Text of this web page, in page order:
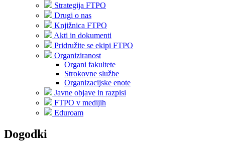
Strategija FTPO
Drugi o nas
Knjižnica FTPO
Akti in dokumenti
Pridružite se ekipi FTPO
Organiziranost
Organi fakultete
Strokovne službe
Organizacijske enote
Javne objave in razpisi
FTPO v medijih
Eduroam
Dogodki